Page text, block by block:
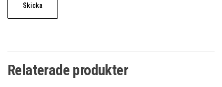
Relaterade produkter